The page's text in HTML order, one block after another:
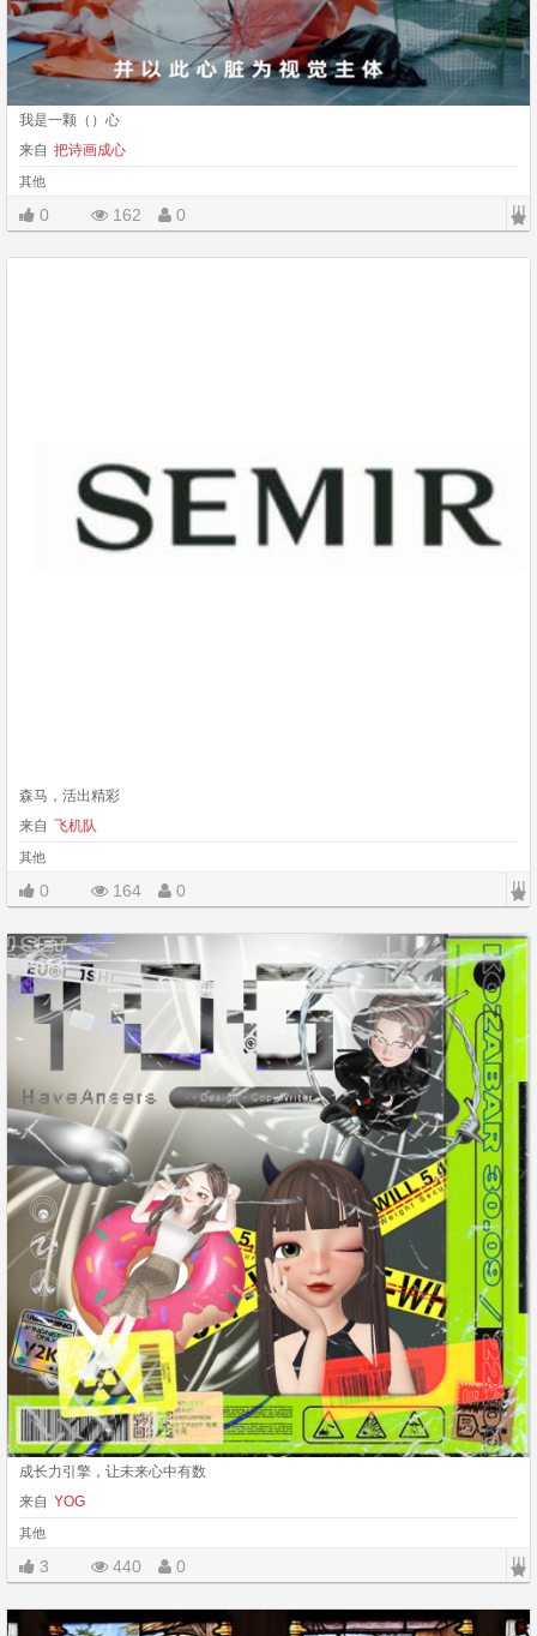
我是一颗（）心
来自 把诗画成心
其他
0 162 0 |||
森马，活出精彩
来自 飞机队
其他
0 164 0 |||
成长力引擎，让未来心中有数
来自 YOG
其他
3 440 0 |||